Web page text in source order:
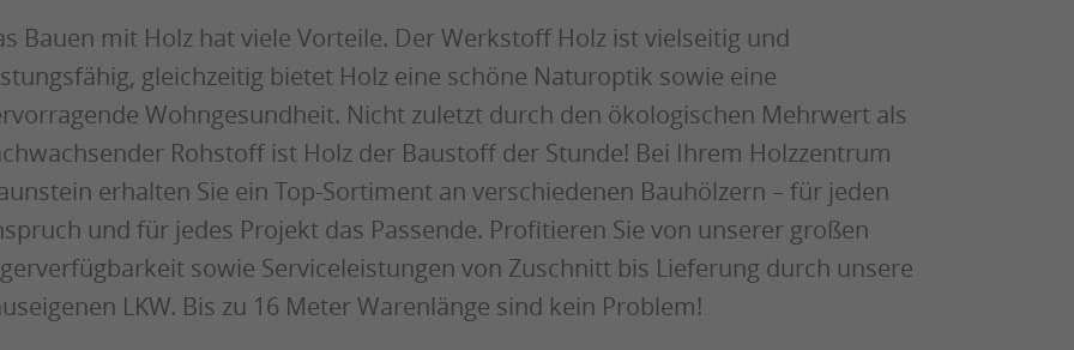
Bauen mit Holz hat viele Vorteile. Der Werkstoff Holz ist vielseitig und
gleichzeitig bietet Holz eine schöne Naturoptik sowie eine
Wohngesundheit. Nicht zuletzt durch den ökologischen Mehrwert als
Rohstoff ist Holz der Baustoff der Stunde! Bei Ihrem Holzzentrum
erhalten Sie ein Top-Sortiment an verschiedenen Bauhölzern – für jeden
und für jedes Projekt das Passende. Profitieren Sie von unserer großen
sowie Serviceleistungen von Zuschnitt bis Lieferung durch unsere
LKW. Bis zu 16 Meter Warenlänge sind kein Problem!